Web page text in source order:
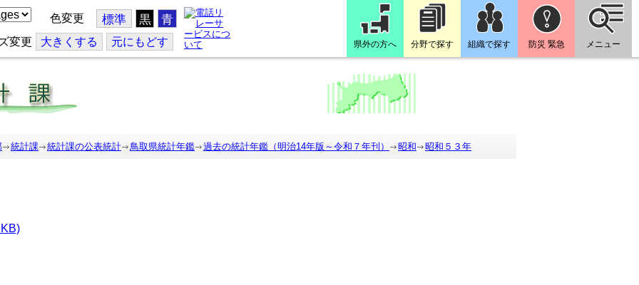
色変更 標準 黒 青
変更 大きくする 元にもどす 県外の方へ 分野で探す 組織で探す 防災 緊急 メニュー
統計課 統計課の公表統計 鳥取県統計年鑑 過去の統計年鑑（明治14年版～令和７年刊） 昭和 昭和５３年